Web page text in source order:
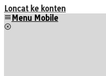
Loncat ke konten
Menu Mobile